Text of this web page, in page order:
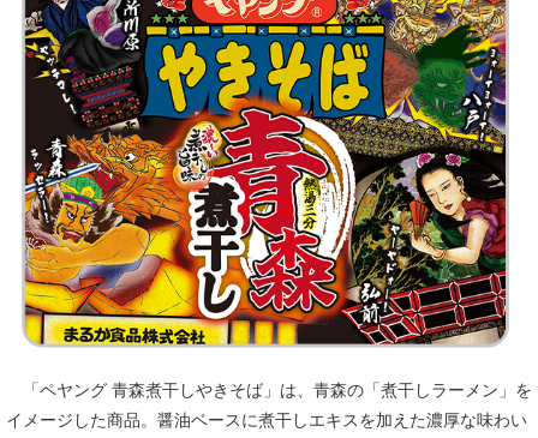
「ペヤング 青森煮干しやきそば」は、青森の「煮干しラーメン」を
イメージした商品。醤油ベースに煮干しエキスを加えた濃厚な味わい